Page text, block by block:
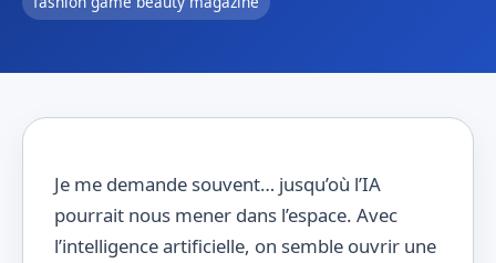
Je me demande souvent… jusqu’où l’IA
pourrait nous mener dans l’espace. Avec
l’intelligence artificielle, on semble ouvrir une